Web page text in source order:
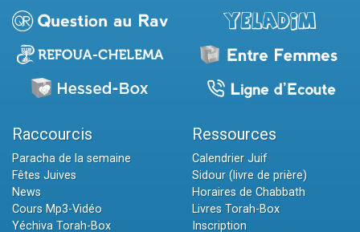
Raccourcis
Paracha de la semaine
Fêtes Juives
News
Cours Mp3-Vidéo
Yéchiva Torah-Box
Ressources
Calendrier Juif
Sidour (livre de prière)
Horaires de Chabbath
Livres Torah-Box
Inscription